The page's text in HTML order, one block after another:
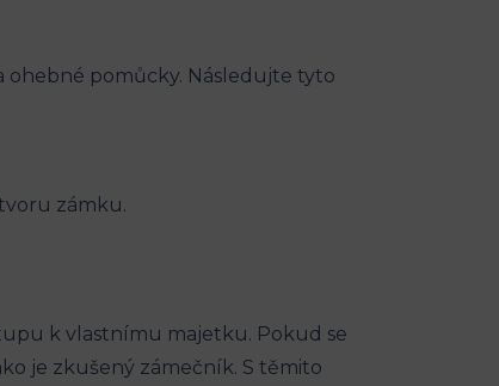
pomůcky. Následujte tyto
zámku.
k vlastnímu majetku. Pokud se
je zkušený zámečník. S těmito